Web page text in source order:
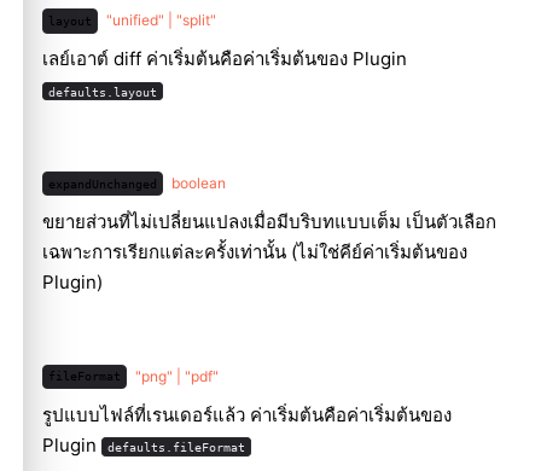
layout "unified" | "split"
เลย์เอาต์ diff ค่าเริ่มต้นคือค่าเริ่มต้นของ Plugin
defaults.layout
expandUnchanged boolean
ขยายส่วนที่ไม่เปลี่ยนแปลงเมื่อมีบริบทแบบเต็ม เป็นตัวเลือก
เฉพาะการเรียกแต่ละครั้งเท่านั้น (ไม่ใช่คีย์ค่าเริ่มต้นของ
Plugin)
fileFormat "png" | "pdf"
รูปแบบไฟล์ที่เรนเดอร์แล้ว ค่าเริ่มต้นคือค่าเริ่มต้นของ
Plugin
defaults.fileFormat